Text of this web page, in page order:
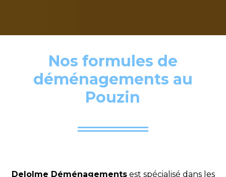
Nos formules de
déménagements au
Pouzin
Delolme Déménagementsest spécialisé dans les